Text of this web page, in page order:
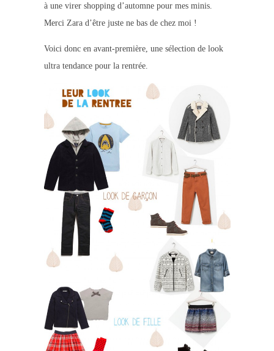
à une virer shopping d’automne pour mes minis.
Merci Zara d’être juste ne bas de chez moi !
Voici donc en avant-première, une sélection de look
ultra tendance pour la rentrée.